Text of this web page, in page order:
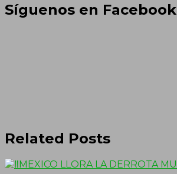
Síguenos en Facebook
Related Posts